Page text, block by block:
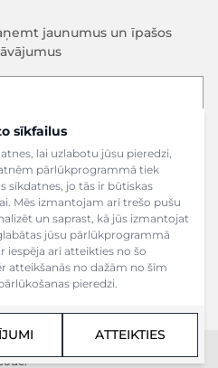
sīkfailus
lai uzlabotu jūsu pieredzi,
pārlūkprogrammā tiek
sīkdatnes, jo tās ir būtiskas
Mēs izmantojam arī trešo pušu
un saprast, kā jūs izmantojat
jūsu pārlūkprogrammā
iespēja arī atteikties no šo
atteikšanās no dažām no šīm
pieredzi.
ATTEIKTIES
jaunumus un īpašos
.